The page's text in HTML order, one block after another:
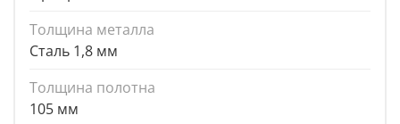
Толщина металла
Сталь 1,8 мм
Толщина полотна
105 мм